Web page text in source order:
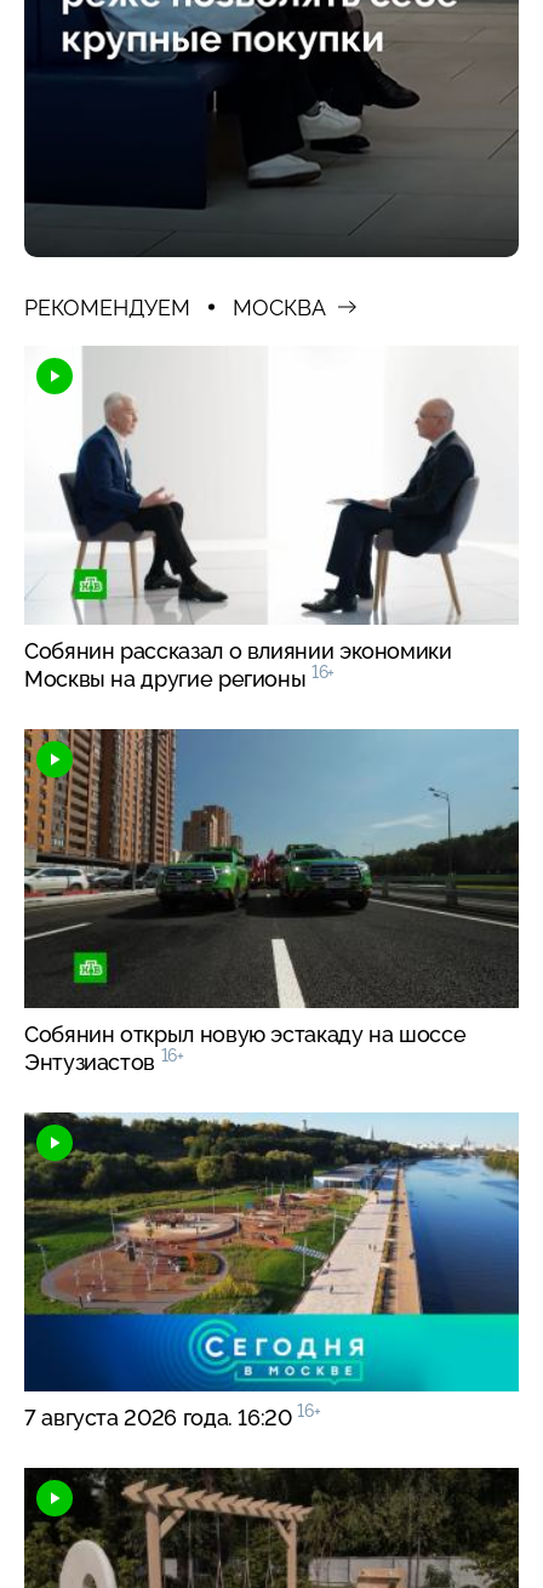
РЕКОМЕНДУЕМ МОСКВА
Собянин рассказал о влиянии экономики
Москвы на другие регионы 16+
Собянин открыл новую эстакаду на шоссе
Энтузиастов 16+
7 августа 2026 года. 16:20 16+